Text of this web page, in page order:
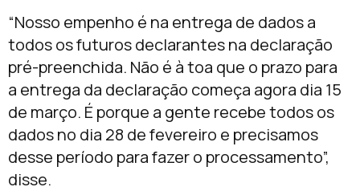
“Nosso empenho é na entrega de dados a
todos os futuros declarantes na declaração
pré-preenchida. Não é à toa que o prazo para
a entrega da declaração começa agora dia 15
de março. É porque a gente recebe todos os
dados no dia 28 de fevereiro e precisamos
desse período para fazer o processamento”,
disse.